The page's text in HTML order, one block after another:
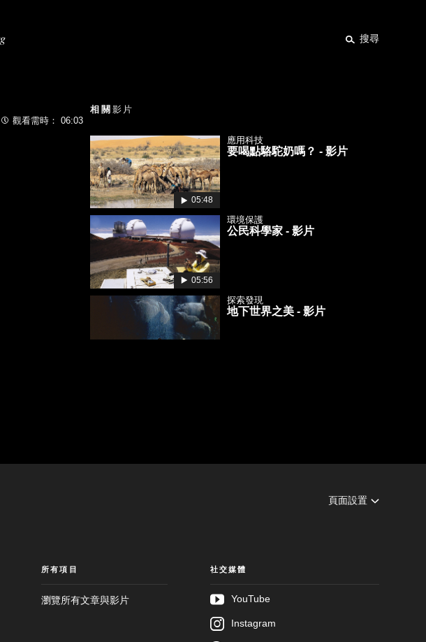
搜尋
觀看需時： 06:03
相關影片
05:48
應用科技
要喝點駱駝奶嗎？ - 影片
05:56
環境保護
公民科學家 - 影片
探索發現
地下世界之美 - 影片
頁面設置
所有項目
瀏覽所有文章與影片
社交媒體
YouTube
Instagram